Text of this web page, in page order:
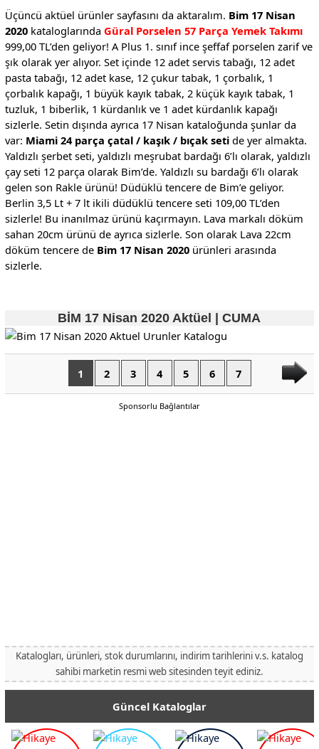
Üçüncü aktüel ürünler sayfasını da aktaralım. Bim 17 Nisan
2020kataloglarında Güral Porselen 57 Parça Yemek Takımı
999,00 TL’den geliyor! A Plus 1. sınıf ince şeffaf porselen zarif ve
şık olarak yer alıyor. Set içinde 12 adet servis tabağı, 12 adet
pasta tabağı, 12 adet kase, 12 çukur tabak, 1 çorbalık, 1
çorbalık kapağı, 1 büyük kayık tabak, 2 küçük kayık tabak, 1
tuzluk, 1 biberlik, 1 kürdanlık ve 1 adet kürdanlık kapağı
sizlerle. Setin dışında ayrıca 17 Nisan kataloğunda şunlar da
var: Miami 24 parça çatal / kaşık / bıçak setide yer almakta.
Yaldızlı şerbet seti, yaldızlı meşrubat bardağı 6’lı olarak, yaldızlı
çay seti 12 parça olarak Bim’de. Yaldızlı su bardağı 6’lı olarak
gelen son Rakle ürünü! Düdüklü tencere de Bim’e geliyor.
Berlin 3,5 Lt + 7 lt ikili düdüklü tencere seti 109,00 TL’den
sizlerle! Bu inanılmaz ürünü kaçırmayın. Lava markalı döküm
sahan 20cm ürünü de ayrıca sizlerle. Son olarak Lava 22cm
döküm tencere de Bim 17 Nisan 2020ürünleri arasında
sizlerle.
BİM 17 Nisan 2020 Aktüel | CUMA
1 2 3 4 5 6 7
Sponsorlu Bağlantılar
Katalogları, ürünleri, stok durumlarını, indirim tarihlerini v.s. katalog
sahibi marketin resmi web sitesinden teyit ediniz.
Güncel Kataloglar